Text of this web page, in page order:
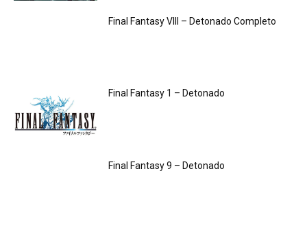
Final Fantasy VIII – Detonado Completo
Final Fantasy 1 – Detonado
Final Fantasy 9 – Detonado